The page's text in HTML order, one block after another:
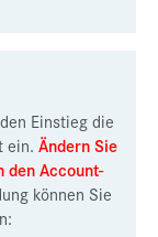
Einstieg die
ein. Ändern Sie
den Account-
können Sie